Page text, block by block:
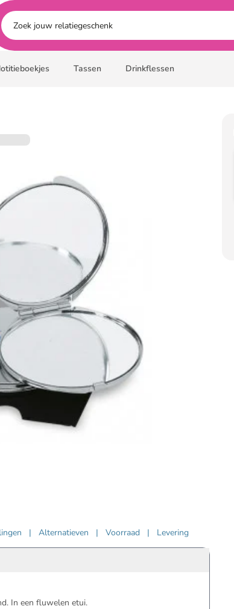
Tassen Drinkflessen
| Alternatieven | Voorraad | Levering
In een fluwelen etui.